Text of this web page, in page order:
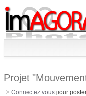
Projet
Connectez vouspour